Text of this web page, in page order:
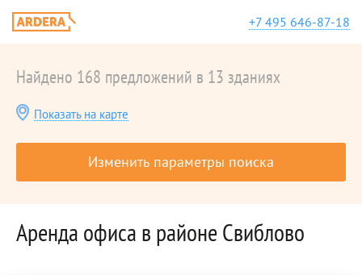
+7 495 646-87-18
Найдено 168 предложений в 13 зданиях
Показать на карте
Изменить параметры поиска
Аренда офиса в районе Свиблово